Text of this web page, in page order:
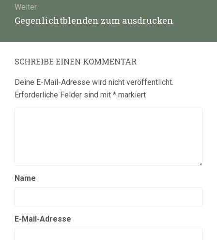
Weiter
Nächster
Gegenlichtblenden zum ausdrucken
SCHREIBE EINEN KOMMENTAR
Deine E-Mail-Adresse wird nicht veröffentlicht.
Erforderliche Felder sind mit * markiert
Name
E-Mail-Adresse